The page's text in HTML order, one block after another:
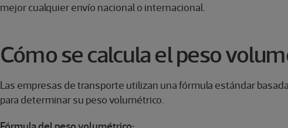
mejor cualquier envío nacional o internacional.
Cómo se calcula el peso
Las empresas de transporte utilizan una fórmula estándar
para determinar su peso volumétrico.